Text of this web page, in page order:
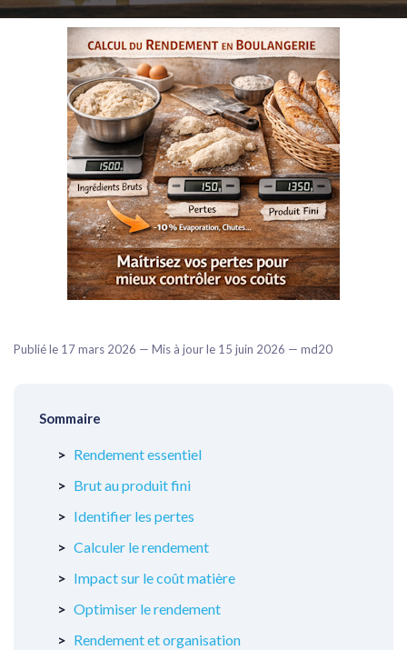
Contact
Publié le 17 mars 2026 — Mis à jour le 15 juin 2026 — md20
Sommaire
Rendement essentiel
Brut au produit fini
Identifier les pertes
Calculer le rendement
Impact sur le coût matière
Optimiser le rendement
Rendement et organisation